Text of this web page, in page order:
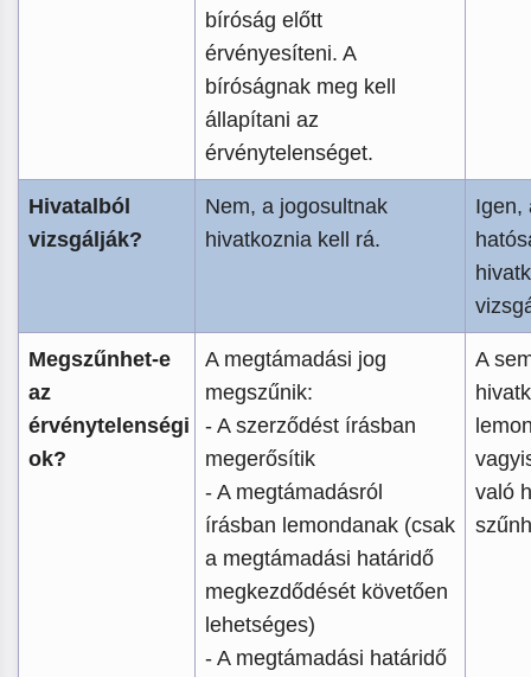
bíróság előtt
érvényesíteni. A
bíróságnak meg kell
állapítani az
érvénytelenséget.
Hivatalból
vizsgálják?
Nem, a jogosultnak
hivatkoznia kell rá.
Igen,
Megszűnhet-e
az
érvénytelenségi
ok?
A megtámadási jog
megszűnik:
- A szerződést írásban
megerősítik
- A megtámadásról
írásban lemondanak (csak
a megtámadási határidő
megkezdődését követően
lehetséges)
- A megtámadási határidő
A
való